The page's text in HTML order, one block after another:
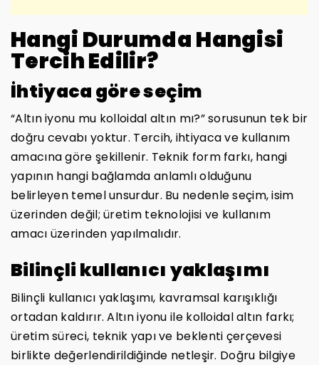
Hangi Durumda Hangisi
Tercih Edilir?
İhtiyaca göre seçim
“Altın iyonu mu kolloidal altın mı?” sorusunun tek bir
doğru cevabı yoktur. Tercih, ihtiyaca ve kullanım
amacına göre şekillenir. Teknik form farkı, hangi
yapının hangi bağlamda anlamlı olduğunu
belirleyen temel unsurdur. Bu nedenle seçim, isim
üzerinden değil; üretim teknolojisi ve kullanım
amacı üzerinden yapılmalıdır.
Bilinçli kullanıcı yaklaşımı
Bilinçli kullanıcı yaklaşımı, kavramsal karışıklığı
ortadan kaldırır. Altın iyonu ile kolloidal altın farkı;
üretim süreci, teknik yapı ve beklenti çerçevesi
birlikte değerlendirildiğinde netleşir. Doğru bilgiye